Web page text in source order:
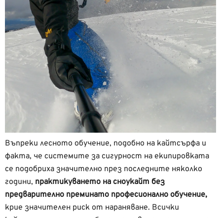
Въпреки лесното обучение, подобно на кайтсърфа и
факта, че системите за сигурност на екипировката
се подобриха значително през последните няколко
години, практикуването на сноукайт без
предварително преминато професионално обучение,
крие значителен риск от нараняване. Всички